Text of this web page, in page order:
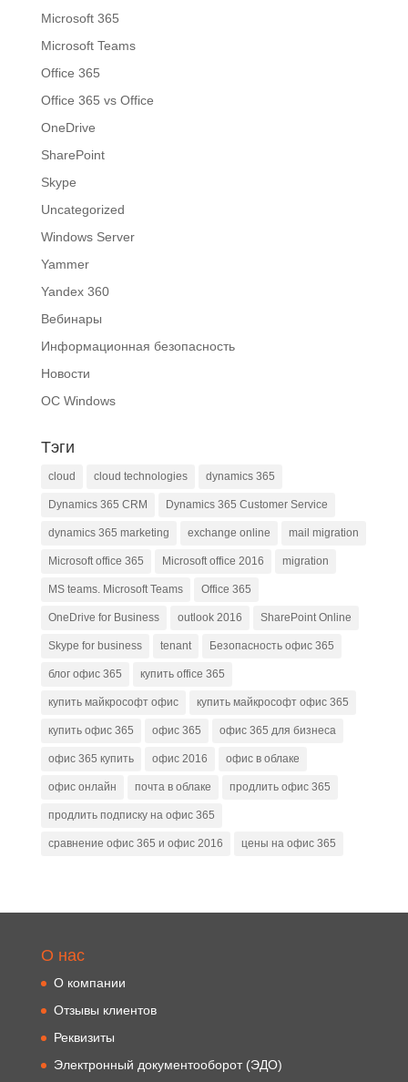
Microsoft 365
Microsoft Teams
Office 365
Office 365 vs Office
OneDrive
SharePoint
Skype
Uncategorized
Windows Server
Yammer
Yandex 360
Вебинары
Информационная безопасность
Новости
ОС Windows
Тэги
cloud cloud technologies dynamics 365
Dynamics 365 CRM Dynamics 365 Customer Service
dynamics 365 marketing exchange online mail migration
Microsoft office 365 Microsoft office 2016 migration
MS teams. Microsoft Teams Office 365
OneDrive for Business outlook 2016 SharePoint Online
Skype for business tenant Безопасность офис 365
блог офис 365 купить office 365
купить майкрософт офис купить майкрософт офис 365
купить офис 365 офис 365 офис 365 для бизнеса
офис 365 купить офис 2016 офис в облаке
офис онлайн почта в облаке продлить офис 365
продлить подписку на офис 365
сравнение офис 365 и офис 2016 цены на офис 365
О нас
О компании
Отзывы клиентов
Реквизиты
Электронный документооборот (ЭДО)